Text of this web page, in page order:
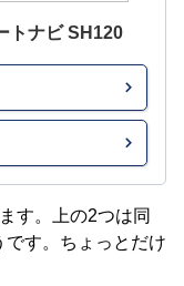
トナビ SH120
す。上の2つは同
です。ちょっとだけ